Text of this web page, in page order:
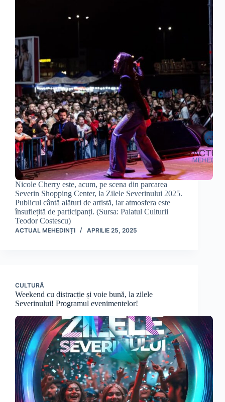
Nicole Cherry este, acum, pe scena din parcarea
Severin Shopping Center, la Zilele Severinului 2025.
Publicul cântă alături de artistă, iar atmosfera este
însuflețită de participanți. (Sursa: Palatul Culturii
Teodor Costescu)
ACTUAL MEHEDINȚI APRILIE 25, 2025
CULTURĂ
Weekend cu distracție și voie bună, la zilele
Severinului! Programul evenimentelor!